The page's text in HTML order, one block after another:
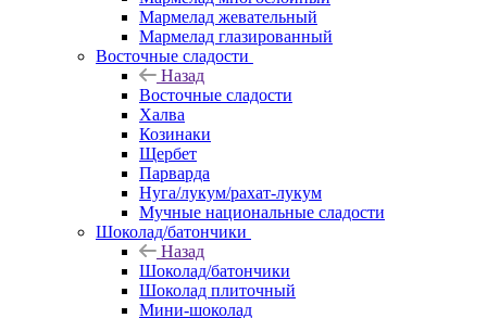
Мармелад жевательный
Мармелад глазированный
Восточные сладости
Назад
Восточные сладости
Халва
Козинаки
Щербет
Парварда
Нуга/лукум/рахат-лукум
Мучные национальные сладости
Шоколад/батончики
Назад
Шоколад/батончики
Шоколад плиточный
Мини-шоколад